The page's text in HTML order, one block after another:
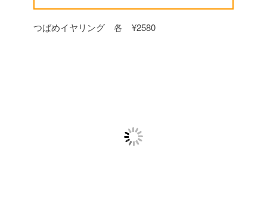
つばめイヤリング 各 ¥2580